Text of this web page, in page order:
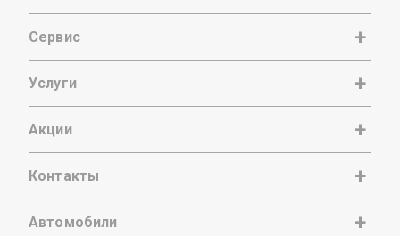
Сервис
Услуги
Акции
Контакты
Автомобили